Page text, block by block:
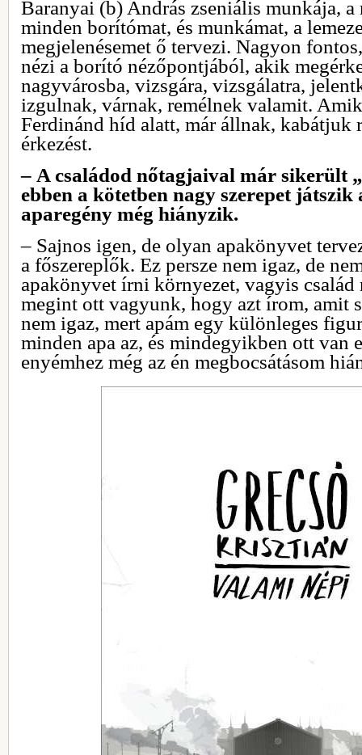
Baranyai (b) András zseniális munkája,
minden borítómat, és munkámat, a
megjelenésemet ő tervezi. Nagyon
nézi a borító nézőpontjából, akik
nagyvárosba, vizsgára, vizsgálatra,
izgulnak, várnak, remélnek valamit.
Ferdinánd híd alatt, már állnak, kabátjuk
érkezést.
– A családod nőtagjaival már sikerült
ebben a kötetben nagy szerepet játszik
aparegény még hiányzik.
– Sajnos igen, de olyan apakönyvet
a főszereplők. Ez persze nem igaz, de
apakönyvet írni környezet, vagyis család
megint ott vagyunk, hogy azt írom, amit
nem igaz, mert apám egy különleges
minden apa az, és mindegyikben ott van
enyémhez még az én megbocsátásom